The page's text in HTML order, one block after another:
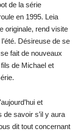
de la série
en 1995. Leia
originale, rend visite
Désireuse de se
fait de nouveaux
de Michael et
et
savoir s’il y aura
dit tout concernant